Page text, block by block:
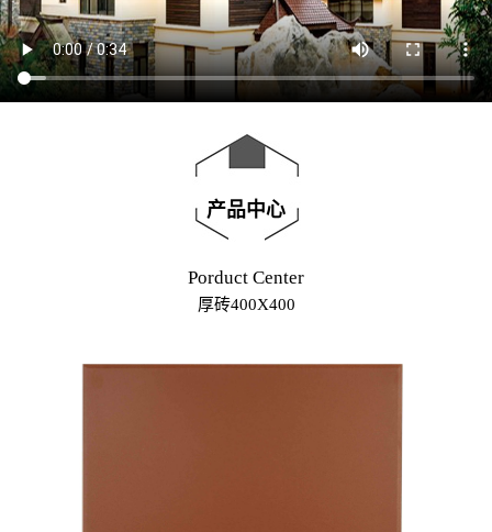
产品中心
Porduct Center
厚砖400X400